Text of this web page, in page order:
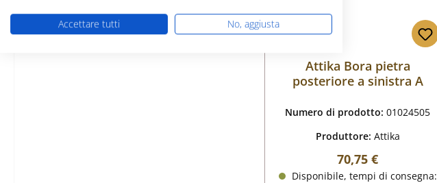
Attika Bora pietra
posteriore a sinistra A
Numero di prodotto:01024505
Produttore: Attika
Prezzo normale:
70,75 €
Disponibile, tempi di consegna:
Accettare tutti No, aggiusta